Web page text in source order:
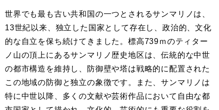
世界でも最も古い共和国の一つとされるサンマリノは、
13世紀以来、独立した国家として存在し、政治的、文化
的な自立を保ち続けてきました。標高739ｍのティター
ノ山の頂上にあるサンマリノ歴史地区は、伝統的な中世
の都市構造を維持し、防御壁や塔は戦略的に配置された
この地域の防御と独立の象徴です。また、サンマリノは
特に中世以降、多くの文献や芸術作品において自由な都